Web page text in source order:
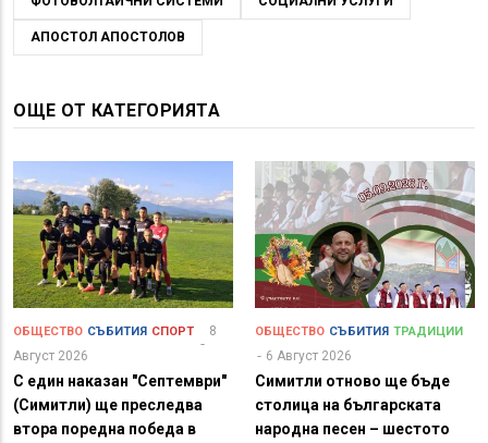
АПОСТОЛ АПОСТОЛОВ
ОЩЕ ОТ КАТЕГОРИЯТА
ОБЩЕСТВО СЪБИТИЯ СПОРТ
8
Август 2026
С един наказан "Септември"
(Симитли) ще преследва
втора поредна победа в
ОБЩЕСТВО СЪБИТИЯ ТРАДИЦИИ
6 Август 2026
Симитли отново ще бъде
столица на българската
народна песен – шестото